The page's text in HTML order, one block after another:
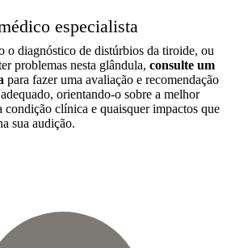
especialista
o diagnóstico de distúrbios da tiroide, ou
problemas nesta glândula, consulte um
para fazer uma avaliação e recomendação
orientando-o sobre a melhor
condição clínica e quaisquer impactos que
sua audição.